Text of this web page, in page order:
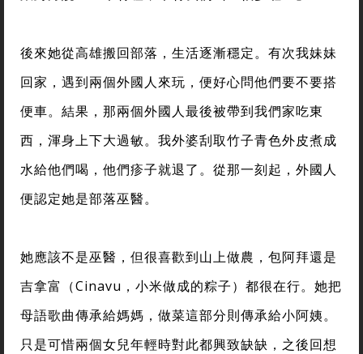
後來她從高雄搬回部落，生活逐漸穩定。有次我妹妹
回家，遇到兩個外國人來玩，便好心問他們要不要搭
便車。結果，那兩個外國人最後被帶到我們家吃東
西，渾身上下大過敏。我外婆刮取竹子青色外皮煮成
水給他們喝，他們疹子就退了。從那一刻起，外國人
便認定她是部落巫醫。
她應該不是巫醫，但很喜歡到山上做農，包阿拜還是
吉拿富（Cinavu，小米做成的粽子）都很在行。她把
母語歌曲傳承給媽媽，做菜這部分則傳承給小阿姨。
只是可惜兩個女兒年輕時對此都興致缺缺，之後回想